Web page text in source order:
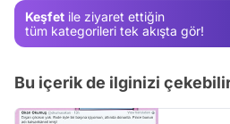
Keşfet ile ziyaret ettiğin
tüm kategorileri tek akışta gör!
Bu içerik de ilginizi